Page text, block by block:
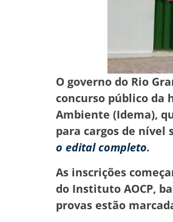
O governo do Rio
concurso público da
Ambiente (Idema),
para cargos de nível
o edital completo.
As inscrições
do Instituto AOCP,
provas estão